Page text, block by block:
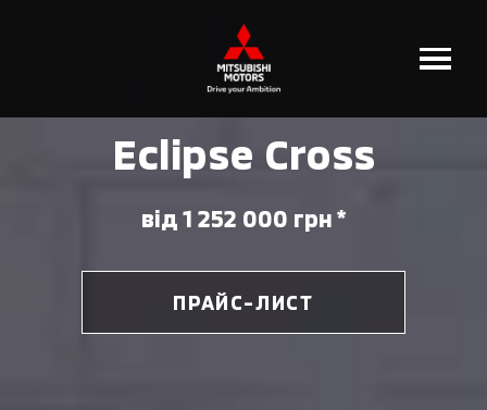
Eclipse Cross
від 1 252 000 грн *
ПРАЙС-ЛИСТ